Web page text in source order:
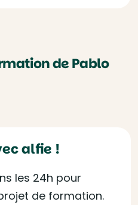
de Pablo
alfie !
les 24h pour
de formation.